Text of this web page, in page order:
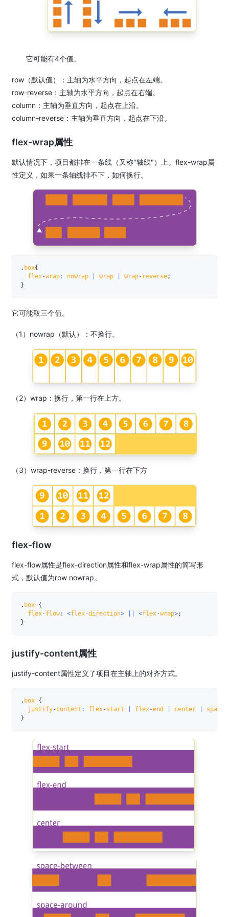
它可能有4个值。
row（默认值）：主轴为水平方向，起点在左端。
row-reverse：主轴为水平方向，起点在右端。
column：主轴为垂直方向，起点在上沿。
column-reverse：主轴为垂直方向，起点在下沿。
flex-wrap属性
默认情况下，项目都排在一条线（又称"轴线"）上。flex-wrap属
性定义，如果一条轴线排不下，如何换行。
. box{
  flex
-wrap: nowrap wrap wrap- reverse;
}
它可能取三个值。
（1）nowrap（默认）：不换行。
（2）wrap：换行，第一行在上方。
（3）wrap-reverse：换行，第一行在下方
flex-flow
flex-flow属性是flex-direction属性和flex-wrap属性的简写形
式，默认值为row nowrap。
. box {
  flex
-flow: <flex-direction> <flex-wrap>;
}
justify-content属性
justify-content属性定义了项目在主轴上的对齐方式。
. box {
  justify
-content : flex-start flex-end center space
}